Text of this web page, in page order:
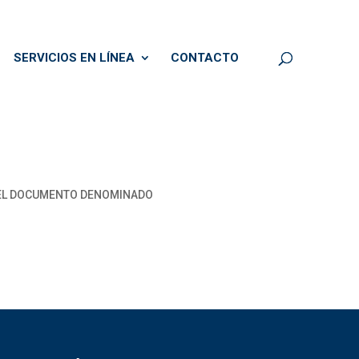
SERVICIOS EN LÍNEA CONTACTO
DOCUMENTO DENOMINADO